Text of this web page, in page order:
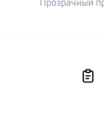
Прозрачный